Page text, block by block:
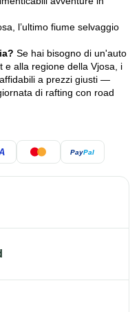
l’ultimo fiume selvaggio
Se hai bisogno di un'auto
e alla regione della Vjosa, i
a prezzi giusti —
di rafting con road
PayPal